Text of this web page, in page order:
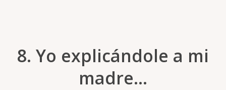
8. Yo explicándole a mi
madre…